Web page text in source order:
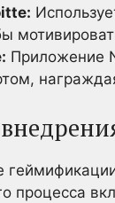
Приложение
процесса